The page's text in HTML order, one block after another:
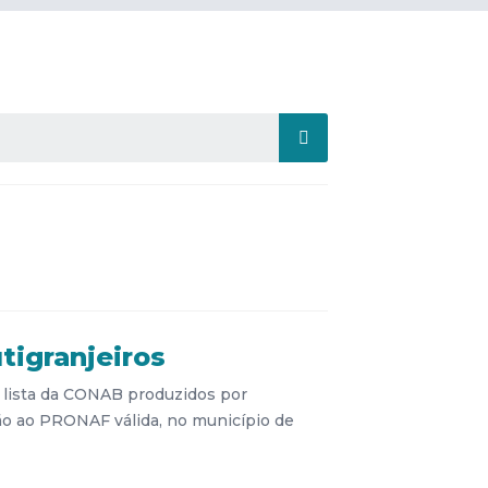
da CONAB produzidos por
ao PRONAF válida, no município de